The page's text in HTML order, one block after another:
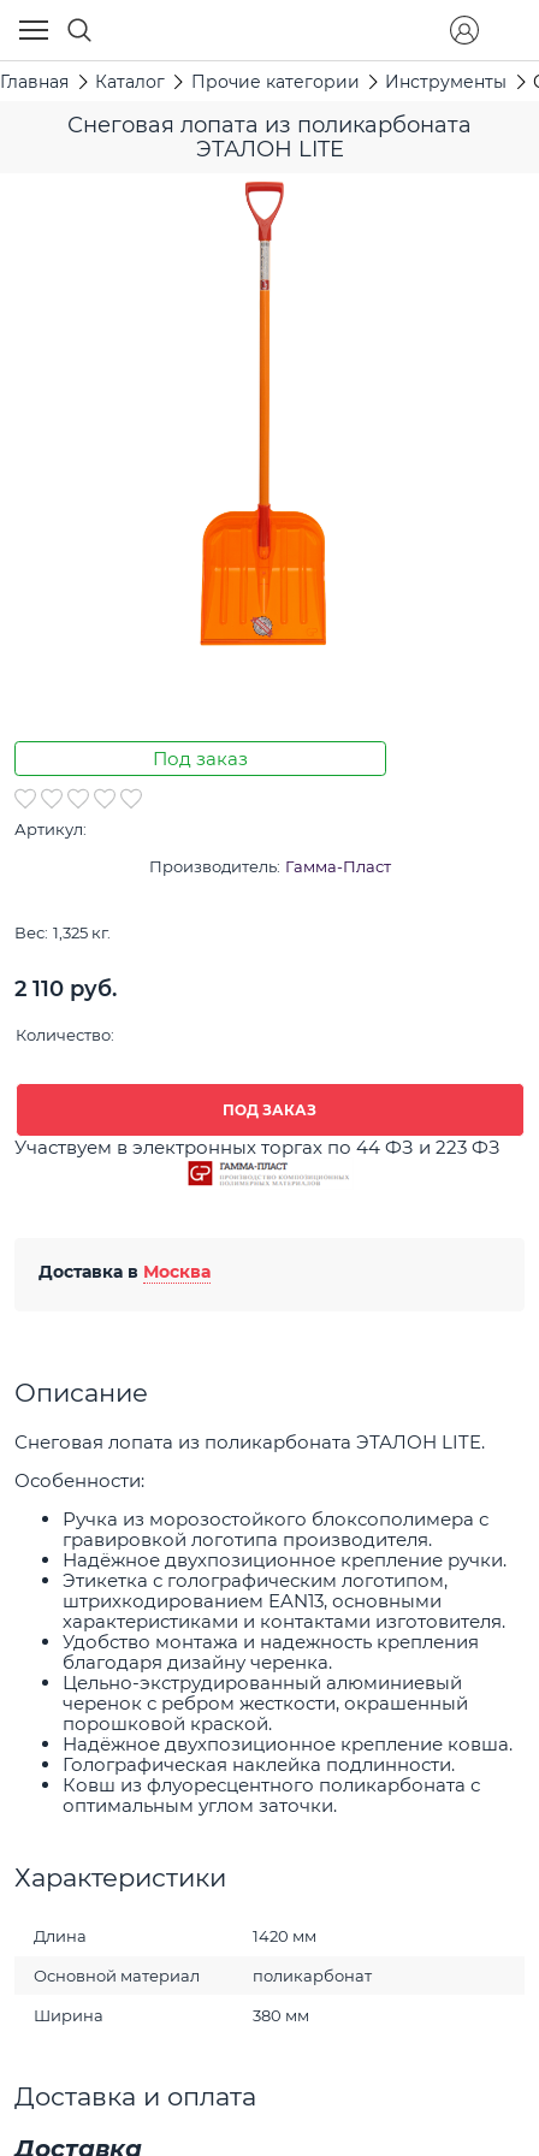
Главная Каталог Прочие категории Инструменты
Снеговая лопата из поликарбоната
ЭТАЛОН LITE
Под заказ
Артикул:
Производитель: Гамма-Пласт
Вес: 1,325 кг.
2 110 руб.
Количество:
ПОД ЗАКАЗ
Участвуем в электронных торгах по 44 ФЗ и 223 ФЗ
Доставка в Москва
Описание
Снеговая лопата из поликарбоната ЭТАЛОН LITE.
Особенности:
Ручка из морозостойкого блоксополимера с
гравировкой логотипа производителя.
Надёжное двухпозиционное крепление ручки.
Этикетка с голографическим логотипом,
штрихкодированием EAN13, основными
характеристиками и контактами изготовителя.
Удобство монтажа и надежность крепления
благодаря дизайну черенка.
Цельно-экструдированный алюминиевый
черенок с ребром жесткости, окрашенный
порошковой краской.
Надёжное двухпозиционное крепление ковша.
Голографическая наклейка подлинности.
Ковш из флуоресцентного поликарбоната с
оптимальным углом заточки.
Характеристики
Длина 1420 мм
Основной материал поликарбонат
Ширина 380 мм
Доставка и оплата
Доставка